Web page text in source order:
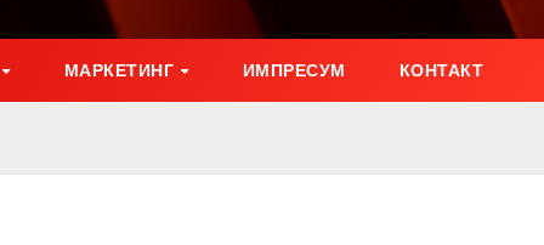
МАРКЕТИНГ ИМПРЕСУМ КОНТАКТ